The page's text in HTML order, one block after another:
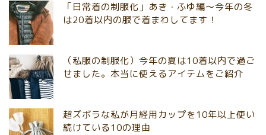
「日常着の制服化」あき・ふゆ編～今年の冬
は20着以内の服で着まわしてます！
（私服の制服化）今年の夏は10着以内で過ご
せました。本当に使えるアイテムをご紹介
超ズボラな私が月経用カップを10年以上使い
続けている10の理由